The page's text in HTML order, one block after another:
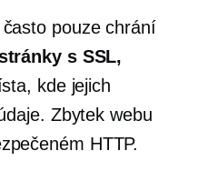
pouze chrání
s SSL,
kde jejich
Zbytek webu
HTTP.